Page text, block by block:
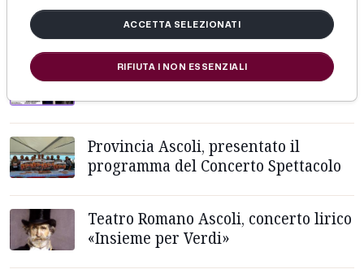
17552 ARTICOLI
«Oltre il Blu Jazz Fest» accende
Provincia Ascoli, presentato il
programma del Concerto Spettacolo
Teatro Romano Ascoli, concerto lirico
«Insieme per Verdi»
ACCETTA SELEZIONATI
RIFIUTA I NON ESSENZIALI